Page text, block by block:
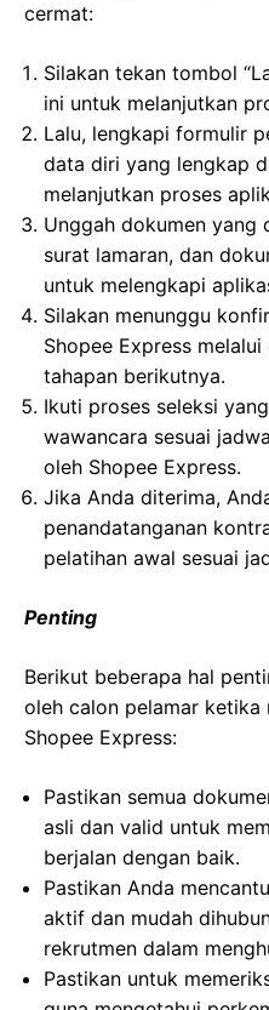
cermat:
Silakan tekan tombol
ini untuk melanjutkan
Lalu, lengkapi formulir
data diri yang lengkap
melanjutkan proses
Unggah dokumen yang
surat lamaran, dan
untuk melengkapi
Silakan menunggu
Shopee Express
tahapan berikutnya.
Ikuti proses seleksi
wawancara sesuai
oleh Shopee Express.
Jika Anda diterima,
penandatanganan
pelatihan awal sesuai
Penting
Berikut beberapa hal
oleh calon pelamar ketika
Shopee Express:
Pastikan semua
asli dan valid untuk
berjalan dengan baik.
Pastikan Anda
aktif dan mudah
rekrutmen dalam
Pastikan untuk